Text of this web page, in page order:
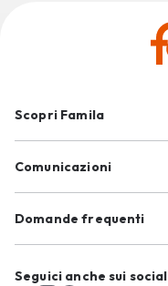
Scopri Famila
Comunicazioni
Domande frequenti
Seguici anche sui social